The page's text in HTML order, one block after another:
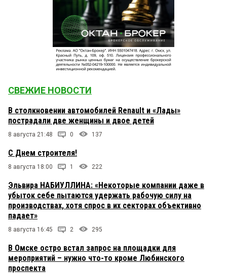
СВЕЖИЕ НОВОСТИ
В столкновении автомобилей Renault и «Лады»
пострадали две женщины и двое детей
8 августа 21:48 0 137
С Днем строителя!
8 августа 18:00 1 222
Эльвира НАБИУЛЛИНА: «Некоторые компании даже в
убыток себе пытаются удержать рабочую силу на
производствах, хотя спрос в их секторах объективно
падает»
8 августа 16:45 2 295
В Омске остро встал запрос на площадки для
мероприятий – нужно что-то кроме Любинского
проспекта